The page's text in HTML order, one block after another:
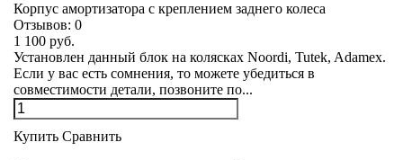
Корпус амортизатора с креплением заднего колеса
Отзывов: 0
1 100 руб.
Установлен данный блок на колясках Noordi, Tutek, Adamex.
Если у вас есть сомнения, то можете убедиться в
совместимости детали, позвоните по...
Купить Сравнить